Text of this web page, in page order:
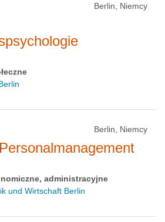
Berlin, Niemcy
Berlin, Niemcy
administracyjne
und Wirtschaft Berlin